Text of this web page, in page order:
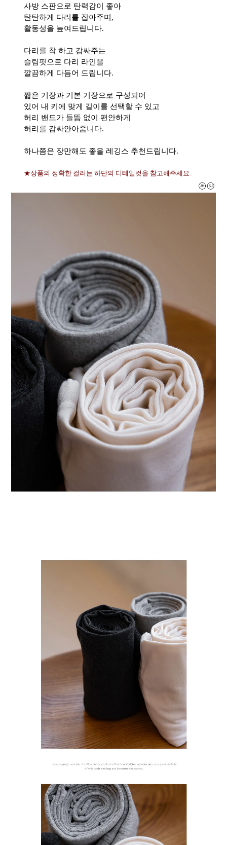
사방 스판으로 탄력감이 좋아
탄탄하게 다리를 잡아주며,
활동성을 높여드립니다.
다리를 착 하고 감싸주는
슬림핏으로 다리 라인을
깔끔하게 다듬어 드립니다.
짧은 기장과 기본 기장으로 구성되어
있어 내 키에 맞게 길이를 선택할 수 있고
허리 밴드가 들뜸 없이 편안하게
허리를 감싸안아줍니다.
하나쯤은 장만해도 좋을 레깅스 추천드립니다.
★상품의 정확한 컬러는 하단의 디테일컷을 참고해주세요.